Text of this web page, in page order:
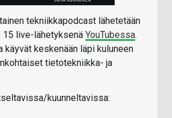
tekniikkapodcast lähetetään
15 live-lähetyksenä YouTubessa.
käyvät keskenään läpi kuluneen
tietotekniikka- ja
kuunneltavissa: